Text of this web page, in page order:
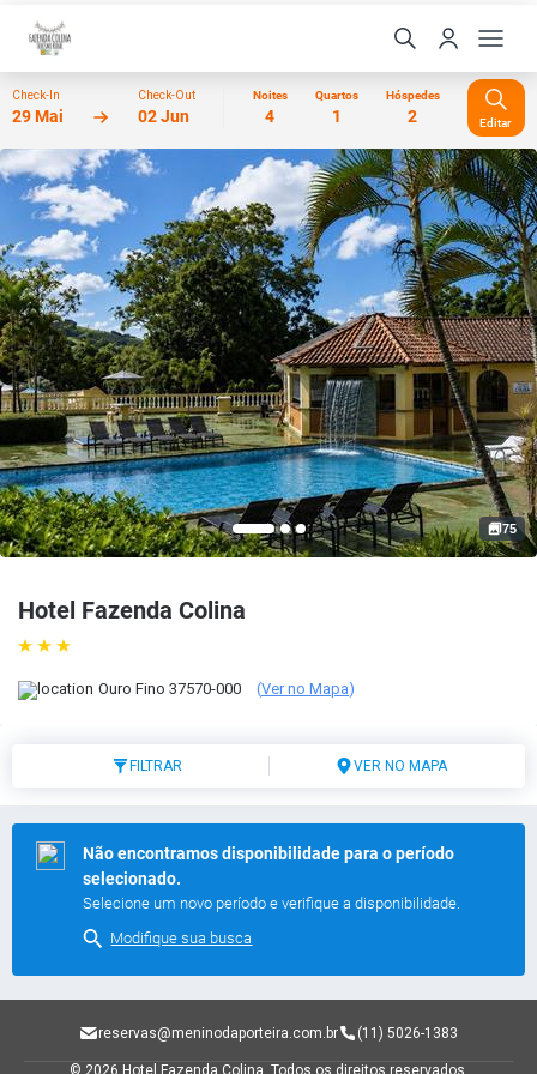
Check-In
29 Mai
Check-Out
02 Jun
Noites
4
Quartos
1
Hóspedes
2 Editar
Hotel Fazenda Colina
Ouro Fino 37570-000 (Ver no Mapa)
75
FILTRAR VER NO MAPA
Não encontramos disponibilidade para o período
selecionado.
Selecione um novo período e verifique a disponibilidade.
Modifique sua busca
reservas@meninodaporteira.com.br (11) 5026-1383
© 2026 Hotel Fazenda Colina. Todos os direitos reservados.